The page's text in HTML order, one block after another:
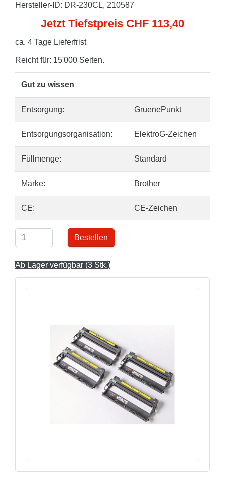
Hersteller-ID: DR-230CL, 210587
Jetzt Tiefstpreis CHF 113,40
ca. 4 Tage Lieferfrist
Reicht für: 15'000 Seiten.
Gut zu wissen
Entsorgung: GruenePunkt
Entsorgungsorganisation: ElektroG-Zeichen
Füllmenge: Standard
Marke: Brother
CE: CE-Zeichen
Bestellen
Ab Lager verfügbar (3 Stk.)